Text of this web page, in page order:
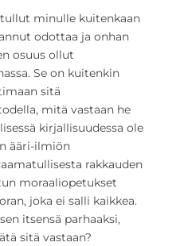
minulle kuitenkaan
odottaa ja onhan
osuus ollut
Se on kuitenkin
sitä
mitä vastaan he
kirjallisuudessa ole
ääri-ilmiön
rakkauden
moraaliopetukset
joka ei salli kaikkea.
itsensä parhaaksi,
sitä vastaan?